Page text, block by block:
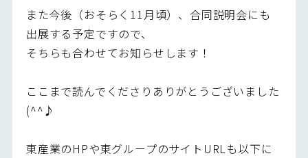
また今後（おそらく11月頃）、合同説明会にも
出展する予定ですので、
そちらも合わせてお知らせします！
ここまで読んでくださりありがとうございました
(^^♪
東産業のHPや東グループのサイトURLも以下に